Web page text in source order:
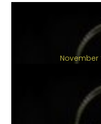
November